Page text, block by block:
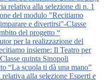
relativa alla selezione di n. 1
del modulo "Recitiamo
e divertirsi"-Classe
del progetto “
per la realizzazione del
insieme: Il Teatro per
quinta Sinopoli
“La scuola ti dà una mano”
alla selezione Esperti e